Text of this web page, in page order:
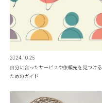
2024.10.25
自分に合ったサービスや依頼先を見つける
ためのガイド